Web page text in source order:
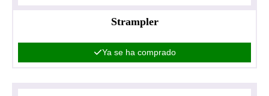
Strampler
Ya se ha comprado